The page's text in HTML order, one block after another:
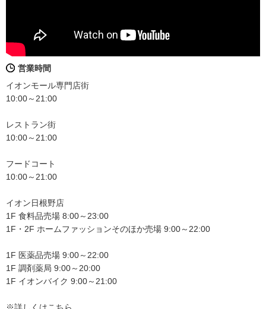
営業時間
イオンモール専門店街
10:00～21:00
レストラン街
10:00～21:00
フードコート
10:00～21:00
イオン日根野店
1F 食料品売場 8:00～23:00
1F・2F ホームファッションそのほか売場 9:00～22:00
1F 医薬品売場 9:00～22:00
1F 調剤薬局 9:00～20:00
1F イオンバイク 9:00～21:00
※詳しくはこちら